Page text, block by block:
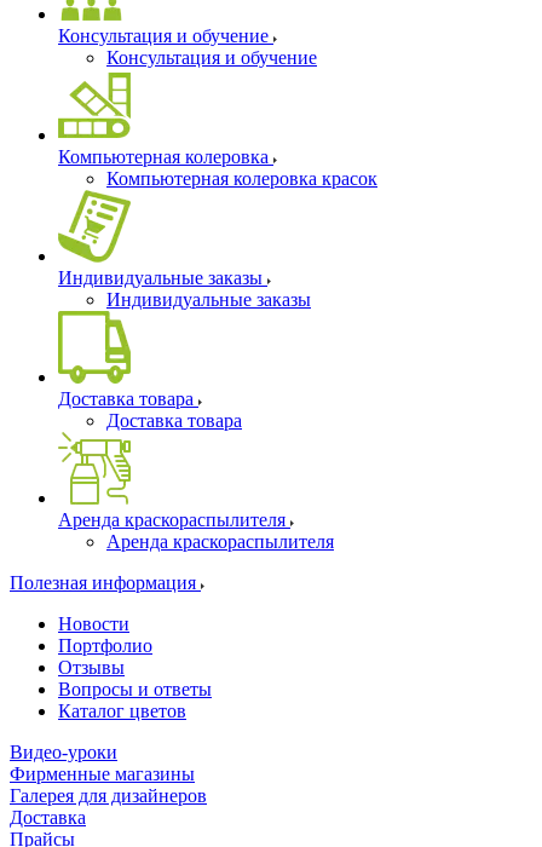
Консультация и обучение
Консультация и обучение
Компьютерная колеровка
Компьютерная колеровка красок
Индивидуальные заказы
Индивидуальные заказы
Доставка товара
Доставка товара
Аренда краскораспылителя
Аренда краскораспылителя
Полезная информация
Новости
Портфолио
Отзывы
Вопросы и ответы
Каталог цветов
Видео-уроки
Фирменные магазины
Галерея для дизайнеров
Доставка
Прайсы